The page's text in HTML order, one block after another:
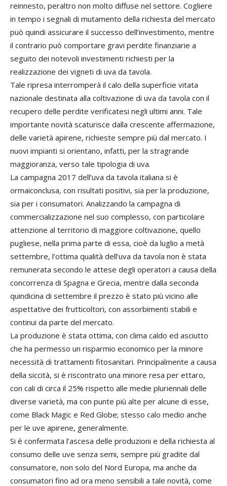
reinnesto, peraltro non molto diffuse nel settore. Cogliere
in tempo i segnali di mutamento della richiesta del mercato
può quindi assicurare il successo dell’investimento, mentre
il contrario può comportare gravi perdite finanziarie a
seguito dei notevoli investimenti richiesti per la
realizzazione dei vigneti di uva da tavola.
Tale ripresa interromperà il calo della superficie vitata
nazionale destinata alla coltivazione di uva da tavola con il
recupero delle perdite verificatesi negli ultimi anni. Tale
importante novità scaturisce dalla crescente affermazione,
delle varietà apirene, richieste sempre più dal mercato. I
nuovi impianti si orientano, infatti, per la stragrande
maggioranza, verso tale tipologia di uva.
La campagna 2017 dell’uva da tavola italiana si è
ormaiconclusa, con risultati positivi, sia per la produzione,
sia per i consumatori. Analizzando la campagna di
commercializzazione nel suo complesso, con particolare
attenzione al territorio di maggiore coltivazione, quello
pugliese, nella prima parte di essa, cioè da luglio a metà
settembre, l’ottima qualità dell’uva da tavola non è stata
remunerata secondo le attese degli operatori a causa della
concorrenza di Spagna e Grecia, mentre dalla seconda
quindicina di settembre il prezzo è stato più vicino alle
aspettative dei frutticoltori, con assorbimenti stabili e
continui da parte del mercato.
La produzione è stata ottima, con clima caldo ed asciutto
che ha permesso un risparmio economico per la minore
necessità di trattamenti fitosanitari. Principalmente a causa
della siccità, si è riscontrato una minore resa per ettaro,
con cali di circa il 25% rispetto alle medie pluriennali delle
diverse varietà, ma con punte più alte per alcune di esse,
come Black Magic e Red Globe; stesso calo medio anche
per le uve apirene, generalmente.
Si è confermata l’ascesa delle produzioni e della richiesta al
consumo delle uve senza semi, sempre più gradite dal
consumatore, non solo del Nord Europa, ma anche da
consumatori fino ad ora meno sensibili a tale novità, come